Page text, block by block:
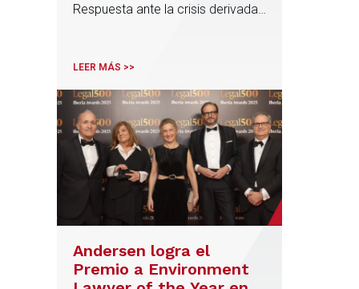
Respuesta ante la crisis derivada
en el régimen de acceso y
manera directa y específica al
sector de los centros de datos
LEER MÁS >>
Andersen logra el
Premio a Environment